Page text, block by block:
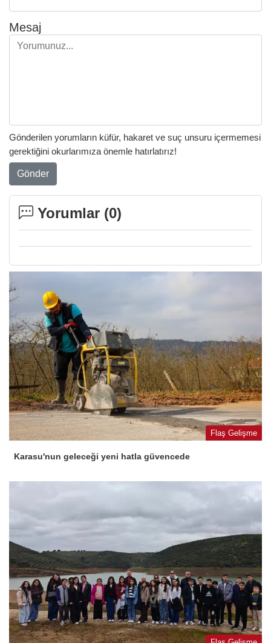
Mesaj
Gönderilen yorumların küfür, hakaret ve suç unsuru içermemesi
gerektiğini okurlarımıza önemle hatırlatırız!
Gönder
Yorumlar (0)
Flaş Gelişme
Karasu'nun geleceği yeni hatla güvencede